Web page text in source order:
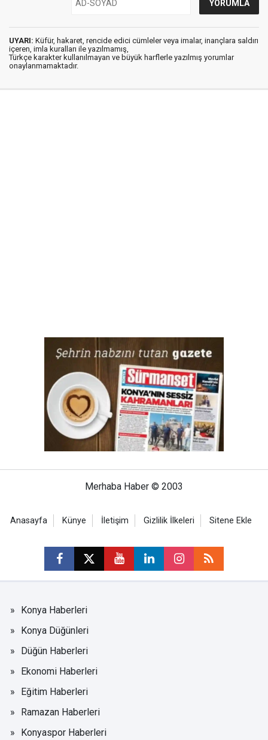
UYARI: Küfür, hakaret, rencide edici cümleler veya imalar, inançlara saldırı
içeren, imla kuralları ile yazılmamış,
Türkçe karakter kullanılmayan ve büyük harflerle yazılmış yorumlar
onaylanmamaktadır.
Merhaba Haber © 2003
Anasayfa Künye İletişim Gizlilik İlkeleri Sitene Ekle
Konya Haberleri
Konya Düğünleri
Düğün Haberleri
Ekonomi Haberleri
Eğitim Haberleri
Ramazan Haberleri
Konyaspor Haberleri